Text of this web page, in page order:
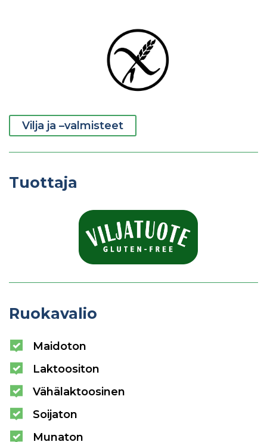
Vilja ja –valmisteet
Tuottaja
Ruokavalio
Maidoton
Laktoositon
Vähälaktoosinen
Soijaton
Munaton